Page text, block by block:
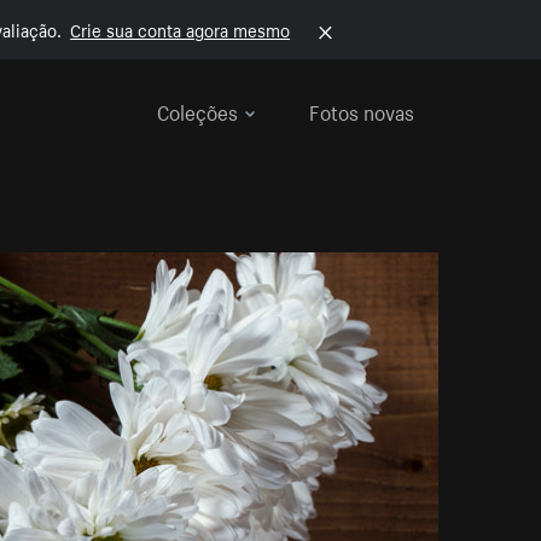
Crie sua conta agora mesmo
Coleções Fotos novas